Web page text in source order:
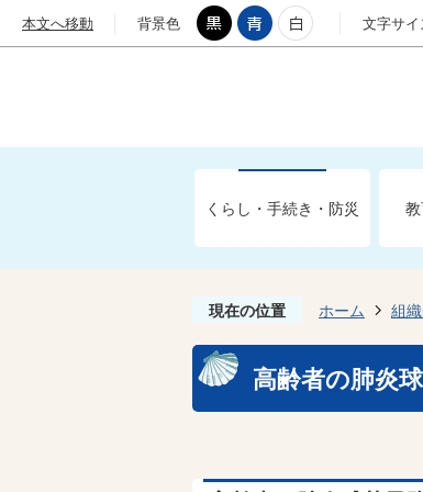
本文へ移動 背景色 文字サイ
くらし・手続き・防災
現在の位置 ホーム 組
高齢者の肺炎